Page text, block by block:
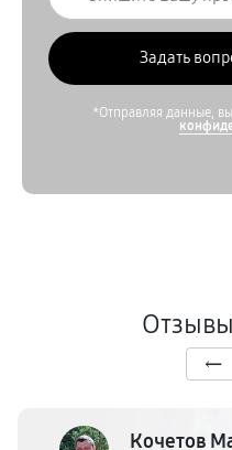
*Отправляя данные,
Кочетов